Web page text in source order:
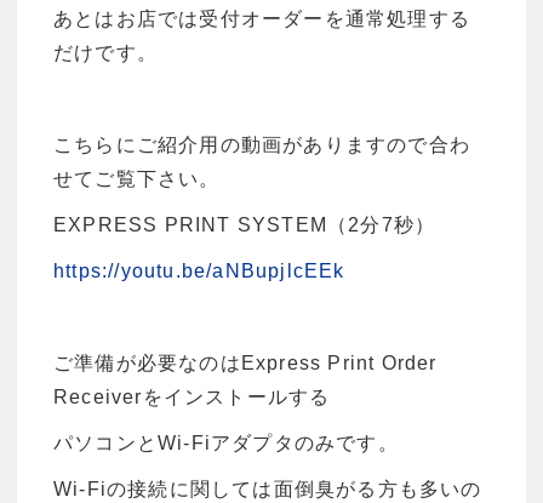
あとはお店では受付オーダーを通常処理する
だけです。
こちらにご紹介用の動画がありますので合わ
せてご覧下さい。
EXPRESS PRINT SYSTEM（2分7秒）
https://youtu.be/aNBupjlcEEk
ご準備が必要なのはExpress Print Order
Receiverをインストールする
パソコンとWi-Fiアダプタのみです。
Wi-Fiの接続に関しては面倒臭がる方も多いの